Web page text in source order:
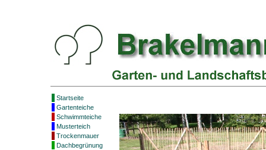
Startseite
Gartenteiche
Schwimmteiche
Musterteich
Trockenmauer
Dachbegrünung